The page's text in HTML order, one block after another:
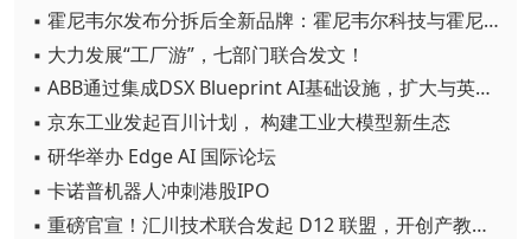
▪ 霍尼韦尔发布分拆后全新品牌：霍尼韦尔科技与霍尼韦尔航空航天
▪ 大力发展“工厂游”，七部门联合发文！
▪ ABB通过集成DSX Blueprint AI基础设施，扩大与英伟达的合作
▪ 京东工业发起百川计划， 构建工业大模型新生态
▪ 研华举办 Edge AI 国际论坛
▪ 卡诺普机器人冲刺港股IPO
▪ 重磅官宣！汇川技术联合发起 D12 联盟，开创产教融合新范式